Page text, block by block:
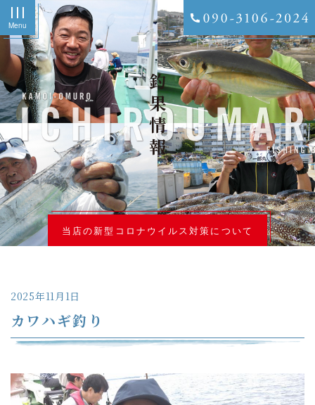
Menu
釣果情報
当店の新型コロナウイルス対策について
2025年11月1日
カワハギ釣り